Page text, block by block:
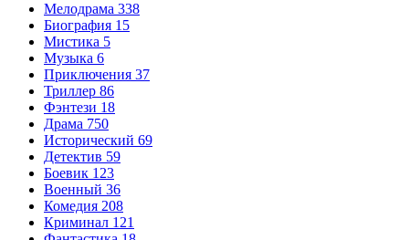
Мелодрама 338
Биография 15
Мистика 5
Музыка 6
Приключения 37
Триллер 86
Фэнтези 18
Драма 750
Исторический 69
Детектив 59
Боевик 123
Военный 36
Комедия 208
Криминал 121